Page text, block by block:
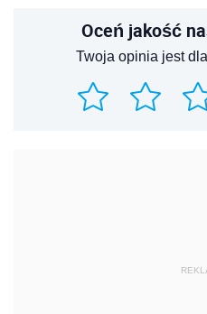
Oceń jakość
Twoja opinia jest